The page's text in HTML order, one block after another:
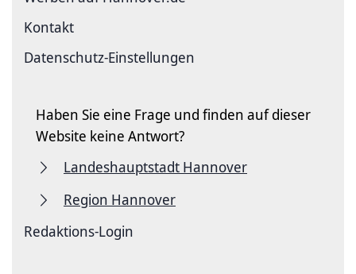
Kontakt
Datenschutz-Einstellungen
Haben Sie eine Frage und finden auf dieser
Website keine Antwort?
Landeshauptstadt Hannover
Region Hannover
Redaktions-Login